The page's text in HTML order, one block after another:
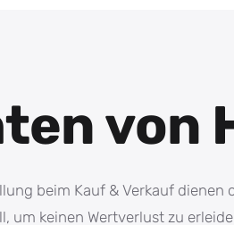
von
beim Kauf & Verkauf dienen
keinen Wertverlust zu